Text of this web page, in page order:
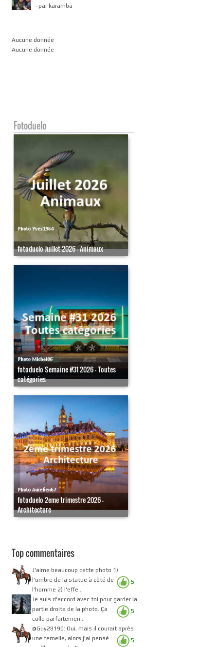
--par karamba
Aucune donnée
Aucune donnée
Fotoduelo
fotoduelo Juillet 2026 - Animaux
fotoduelo Semaine #31 2026 - Toutes
catégories
fotoduelo 2eme trimestre 2026 -
Architecture
Top commentaires
5
J'aime beaucoup cette photo 1)
l'ombre de la statue à côté de
l'homme 2) l'effe...
5
Je suis d'accord avec toi pour garder la
partie droite de la photo. Ça
colle parfaitemen...
5
@Guy28190: Oui, mais il courait après
une femelle, alors j'ai pensé